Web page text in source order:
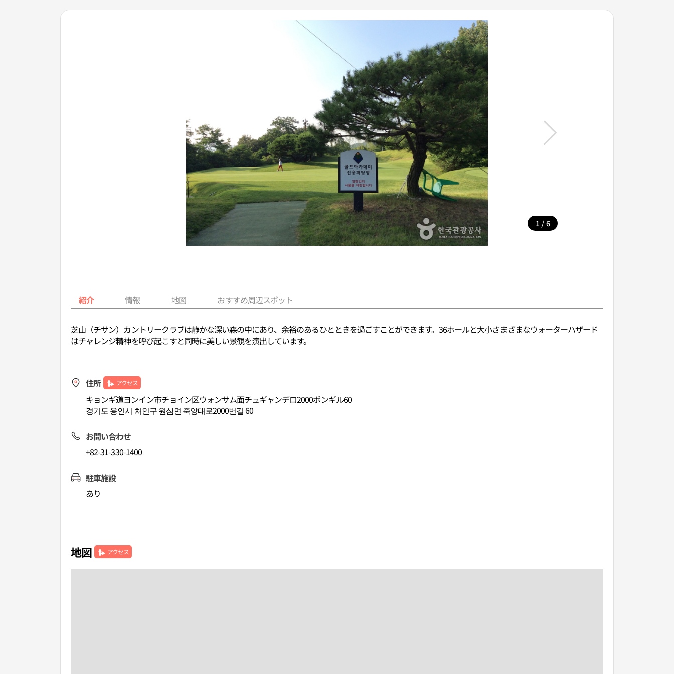
1 / 6
紹介 情報 地図 おすすめ周辺スポット
芝山（チサン）カントリークラブは静かな深い森の中にあり、余裕のあるひとときを過ごすことができます。36ホールと大小さまざまなウォーターハザード
はチャレンジ精神を呼び起こすと同時に美しい景観を演出しています。
住所 アクセス
キョンギ道ヨンイン市チョイン区ウォンサム面チュギャンデロ2000ボンギル60
경기도 용인시 처인구 원삼면 죽양대로2000번길 60
お問い合わせ
+82-31-330-1400
駐車施設
あり
地図 アクセス